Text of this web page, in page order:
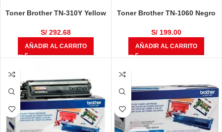
Toner Brother TN-310Y Yellow
S/292.68
AÑADIR AL CARRITO
Toner Brother TN-1060 Negro
S/ 199.00
AÑADIR AL CARRITO